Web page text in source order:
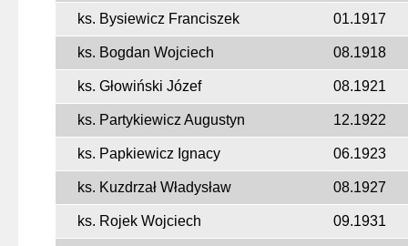
ks. Bysiewicz Franciszek 01.1917
ks. Bogdan Wojciech 08.1918
ks. Głowiński Józef 08.1921
ks. Partykiewicz Augustyn 12.1922
ks. Papkiewicz Ignacy 06.1923
ks. Kuzdrzał Władysław 08.1927
ks. Rojek Wojciech 09.1931